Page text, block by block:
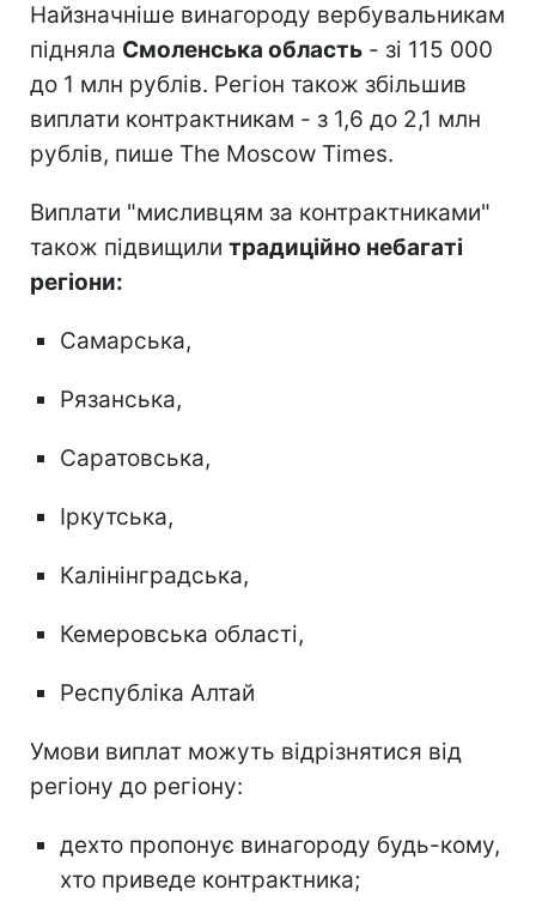
Найзначніше винагороду вербувальникам
підняла Смоленська область - зі 115 000
до 1 млн рублів. Регіон також збільшив
виплати контрактникам - з 1,6 до 2,1 млн
рублів, пише The Moscow Times.
Виплати "мисливцям за контрактниками"
також підвищили традиційно небагаті
регіони:
Самарська,
Рязанська,
Саратовська,
Іркутська,
Калінінградська,
Кемеровська області,
Республіка Алтай
Умови виплат можуть відрізнятися від
регіону до регіону:
дехто пропонує винагороду будь-кому,
хто приведе контрактника;